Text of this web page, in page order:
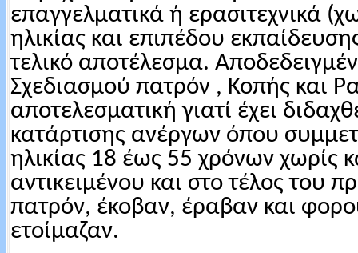
επαγγελματικά ή ερασιτεχνικά
ηλικίας και επιπέδου
τελικό αποτέλεσμα.
Σχεδιασμού πατρόν , Κοπής και
αποτελεσματική γιατί έχει
κατάρτισης ανέργων όπου
ηλικίας 18 έως 55 χρόνων χωρίς
αντικειμένου και στο τέλος του
πατρόν, έκοβαν, έραβαν και
ετοίμαζαν.